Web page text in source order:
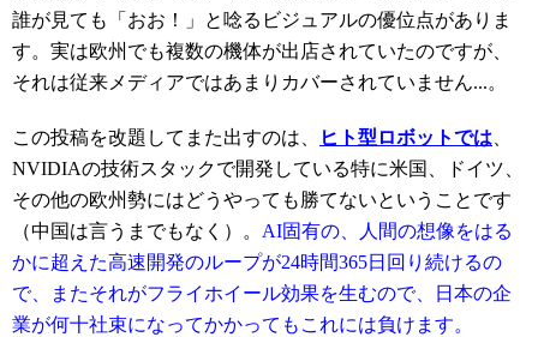
誰が見ても「おお！」と唸るビジュアルの優位点がありま
す。実は欧州でも複数の機体が出店されていたのですが、
それは従来メディアではあまりカバーされていません...。
この投稿を改題してまた出すのは、 ヒト型ロボットでは
NVIDIAの技術スタックで開発している特に米国、ドイツ、
その他の欧州勢にはどうやっても勝てないということです
（中国は言うまでもなく）。 AI固有の、人間の想像をはる
かに超えた高速開発のループが24時間365日回り続けるの
で、またそれがフライホイール効果を生むので、日本の企
業が何十社束になってかかってもこれには負けます。